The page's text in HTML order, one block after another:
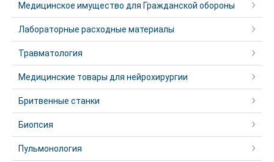
Медицинское имущество для Гражданской обороны
Лабораторные расходные материалы
Травматология
Медицинские товары для нейрохирургии
Бритвенные станки
Биопсия
Пульмонология